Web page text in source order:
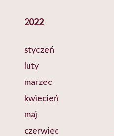
2022
styczeń
luty
marzec
kwiecień
maj
czerwiec